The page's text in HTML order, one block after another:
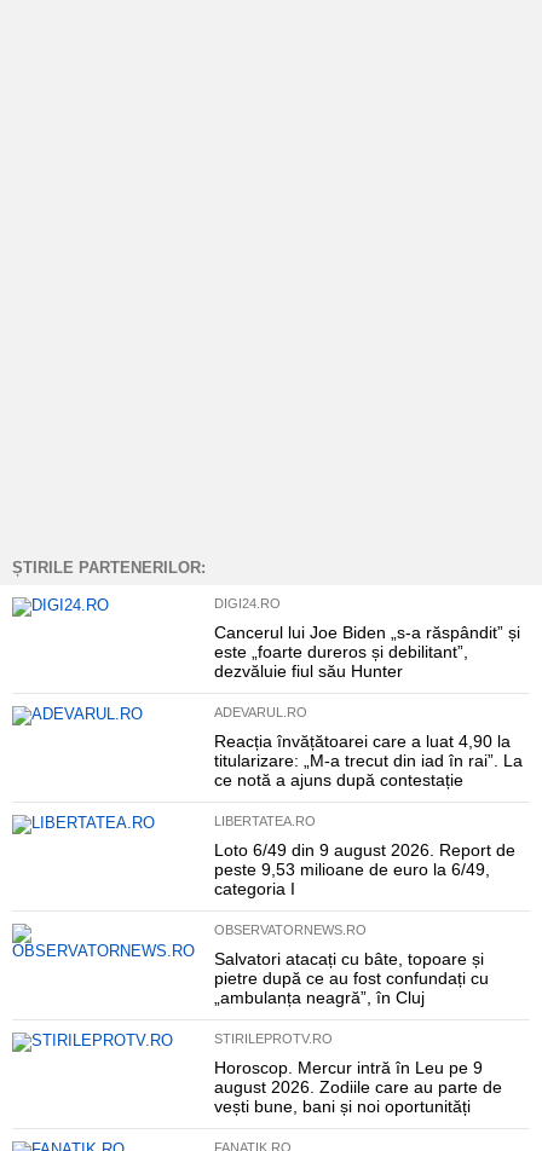
ȘTIRILE PARTENERILOR:
DIGI24.RO
Cancerul lui Joe Biden „s-a răspândit” și
este „foarte dureros și debilitant”,
dezvăluie fiul său Hunter
ADEVARUL.RO
Reacția învățătoarei care a luat 4,90 la
titularizare: „M-a trecut din iad în rai”. La
ce notă a ajuns după contestație
LIBERTATEA.RO
Loto 6/49 din 9 august 2026. Report de
peste 9,53 milioane de euro la 6/49,
categoria I
OBSERVATORNEWS.RO
Salvatori atacați cu bâte, topoare și
pietre după ce au fost confundați cu
„ambulanța neagră”, în Cluj
STIRILEPROTV.RO
Horoscop. Mercur intră în Leu pe 9
august 2026. Zodiile care au parte de
vești bune, bani și noi oportunități
FANATIK.RO